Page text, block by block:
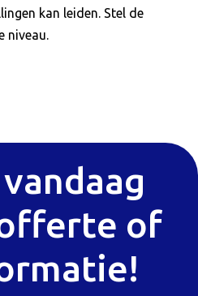
kan leiden. Stel de
niveau.
of